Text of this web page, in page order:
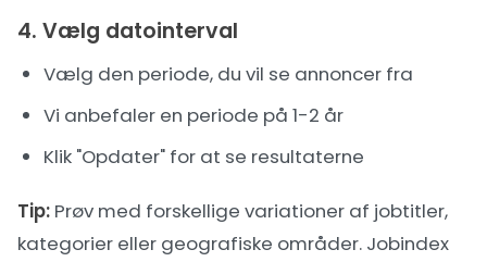
4. Vælg datointerval
Vælg den periode, du vil se annoncer fra
Vi anbefaler en periode på 1-2 år
Klik "Opdater" for at se resultaterne
Tip: Prøv med forskellige variationer af jobtitler,
kategorier eller geografiske områder. Jobindex